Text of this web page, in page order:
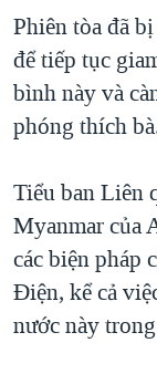
TRỊNH VĨNH
NGƯ DÂN
BÊN KIA
QUAN HỆ VIỆT
Phiên tòa đã
để tiếp tục
bình này và
phóng thích
Tiểu ban Liên
Myanmar của
các biện pháp
Điện, kể cả
nước này